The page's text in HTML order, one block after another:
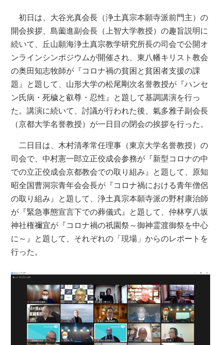
初日は、大谷光真会長（浄土真宗本願寺派前門主）の
開会挨拶、島薗進副会長（上智大学教授）の趣旨説明に
続いて、丘山願海浄土真宗教学研究所長の司会で公開オ
ンラインシンポジウムが開催され、東八幡キリスト教会
の奥田知志牧師が『コロナ禍の貧困と貧困者支援の課
題』と題して、山形大学の松尾剛次名誉教授が『ハンセ
ン氏病・死穢と叡尊・忍性』と題して基調講演を行っ
た。講演に続いて、討議が行われた後、氣多雅子副会長
（京都大学名誉教授）が一日目の閉会の挨拶を行った。
二日目は、木村清孝常任理事（東京大学名誉教授）の
司会で、中村憲一郎立正佼成会参務が『新型コロナの中
での立正佼成会京都教会での取り組み』と題して、原知
昭全国曹洞宗青年会会長が『コロナ禍における青年僧侶
の取り組み』と題して、浄土真宗本願寺派の野村康治師
が『緊急事態宣言下での葬儀式』と題して、仲林亨八坂
神社権禰宜が『コロナ禍の祇園祭～御神霊渡御祭を中心
に～』と題して、それぞれの「現場」からのレポートを
行った。